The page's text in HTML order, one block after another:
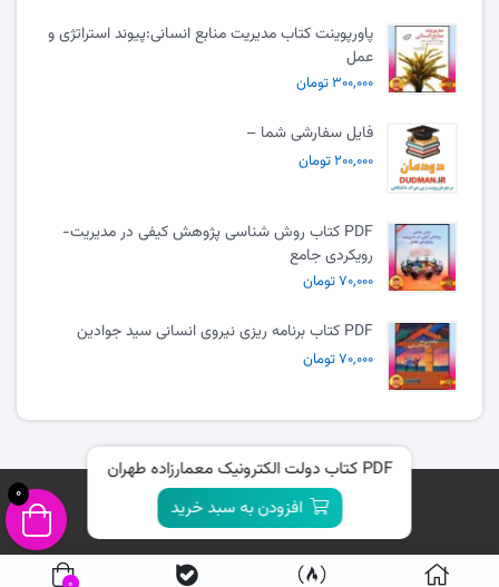
پاورپوینت کتاب مدیریت منابع انسانی:پیوند استراتژی و
عمل
۳۰۰,۰۰۰ تومان
فایل سفارشی شما –
۲۰۰,۰۰۰ تومان
PDF کتاب روش شناسی پژوهش کیفی در مدیریت-
رویکردی جامع
۷۰,۰۰۰ تومان
PDF کتاب برنامه ریزی نیروی انسانی سید جوادین
۷۰,۰۰۰ تومان
0
PDF کتاب دولت الکترونیک معمارزاده طهران
افزودن به سبد خرید